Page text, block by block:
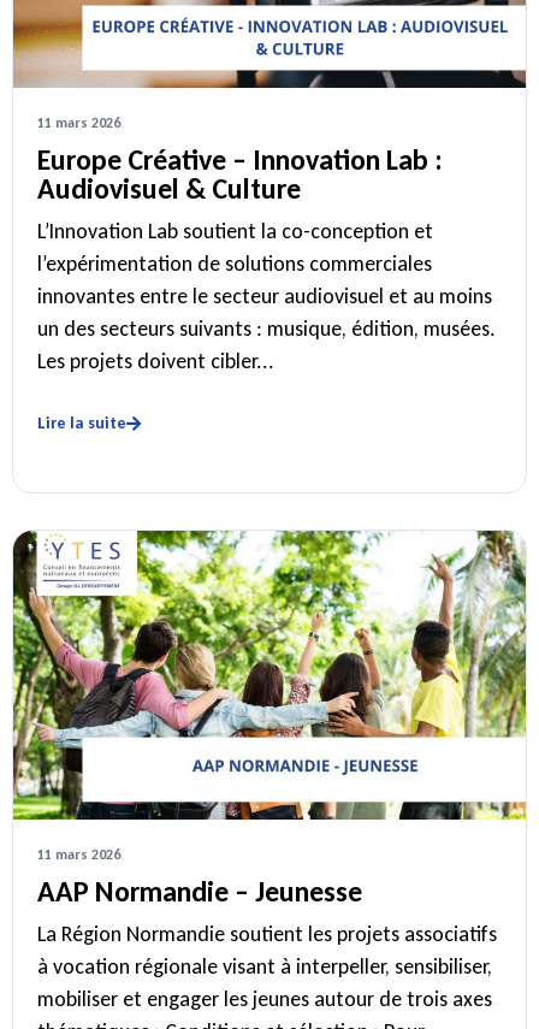
11 mars 2026
Europe Créative – Innovation Lab :
Audiovisuel & Culture
L’Innovation Lab soutient la co-conception et
l’expérimentation de solutions commerciales
innovantes entre le secteur audiovisuel et au moins
un des secteurs suivants : musique, édition, musées.
Les projets doivent cibler...
Lire la suite
11 mars 2026
AAP Normandie – Jeunesse
La Région Normandie soutient les projets associatifs
à vocation régionale visant à interpeller, sensibiliser,
mobiliser et engager les jeunes autour de trois axes